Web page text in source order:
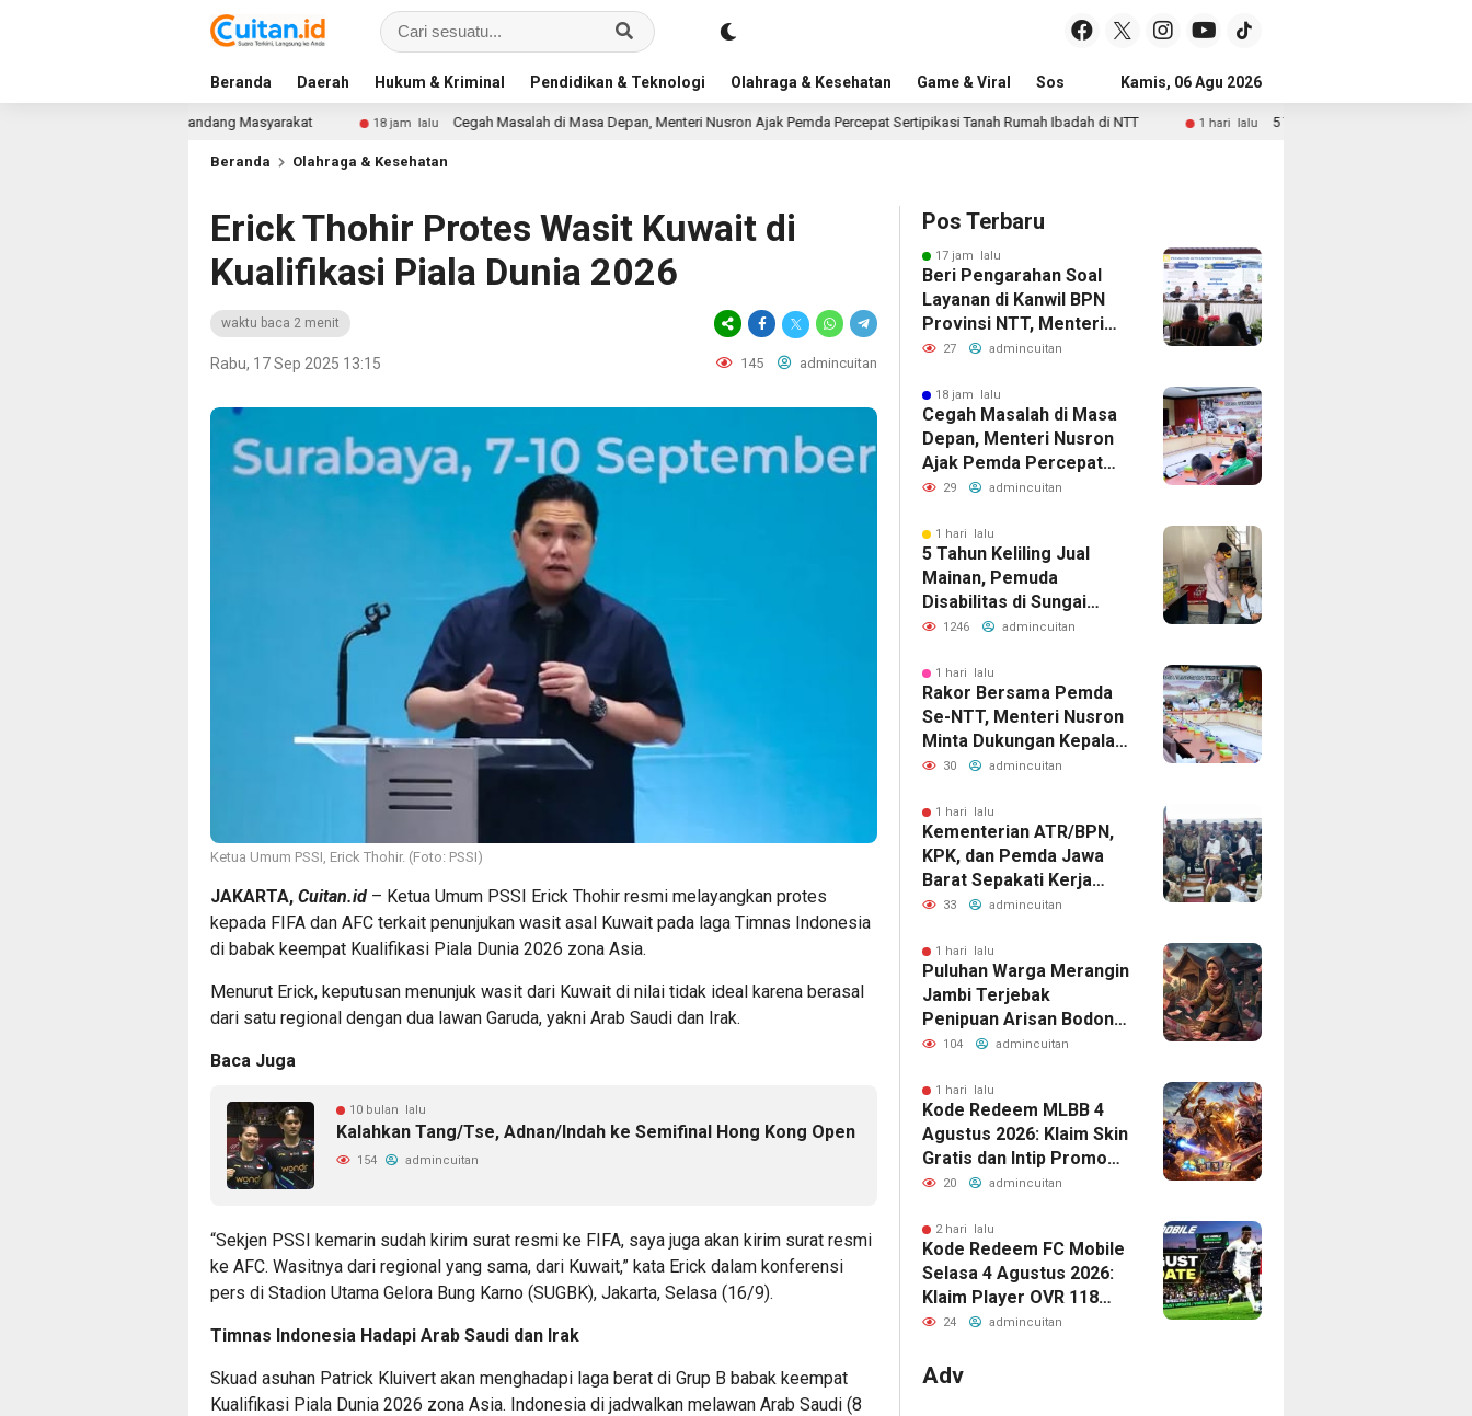
Beranda Daerah Hukum & Kriminal Pendidikan & Teknologi Olahraga & Kesehatan Game & Viral Sosial & Budaya Pemerintahan & Politik
Kamis, 06 Agu 2026
Sudut Pandang Masyarakat 18 jam lalu Cegah Masalah di Masa Depan, Menteri Nusron Ajak Pemda Percepat Sertipikasi Tanah Rumah Ibadah di NTT 1 hari lalu 5 Tahun Keliling Jual Mainan, Pemuda Disabilitas
Beranda Olahraga & Kesehatan
Erick Thohir Protes Wasit Kuwait di
Kualifikasi Piala Dunia 2026
waktu baca 2 menit
Rabu, 17 Sep 2025 13:15 145 admincuitan
Ketua Umum PSSI, Erick Thohir. (Foto: PSSI)
JAKARTA, Cuitan.id – Ketua Umum PSSI Erick Thohir resmi melayangkan protes
kepada FIFA dan AFC terkait penunjukan wasit asal Kuwait pada laga Timnas Indonesia
di babak keempat Kualifikasi Piala Dunia 2026 zona Asia.
Menurut Erick, keputusan menunjuk wasit dari Kuwait di nilai tidak ideal karena berasal
dari satu regional dengan dua lawan Garuda, yakni Arab Saudi dan Irak.
Baca Juga
10 bulan lalu
Kalahkan Tang/Tse, Adnan/Indah ke Semifinal Hong Kong Open
154 admincuitan
“Sekjen PSSI kemarin sudah kirim surat resmi ke FIFA, saya juga akan kirim surat resmi
ke AFC. Wasitnya dari regional yang sama, dari Kuwait,” kata Erick dalam konferensi
pers di Stadion Utama Gelora Bung Karno (SUGBK), Jakarta, Selasa (16/9).
Timnas Indonesia Hadapi Arab Saudi dan Irak
Skuad asuhan Patrick Kluivert akan menghadapi laga berat di Grup B babak keempat
Kualifikasi Piala Dunia 2026 zona Asia. Indonesia di jadwalkan melawan Arab Saudi (8
Pos Terbaru
17 jam lalu
Beri Pengarahan Soal
Layanan di Kanwil BPN
Provinsi NTT, Menteri
Nusron: Gunakan Sudut
27 admincuitan
18 jam lalu
Cegah Masalah di Masa
Depan, Menteri Nusron
Ajak Pemda Percepat
Sertipikasi Tanah Rumah
29 admincuitan
1 hari lalu
5 Tahun Keliling Jual
Mainan, Pemuda
Disabilitas di Sungai
Penuh Kini Resmi Miliki
1246 admincuitan
1 hari lalu
Rakor Bersama Pemda
Se-NTT, Menteri Nusron
Minta Dukungan Kepala
Daerah Wujudkan
Pertanahan
30 admincuitan
1 hari lalu
Kementerian ATR/BPN,
KPK, dan Pemda Jawa
Barat Sepakati Kerja
Sama dalam Upaya
33 admincuitan
1 hari lalu
Puluhan Warga Merangin
Jambi Terjebak
Penipuan Arisan Bodong
Miliaran Rupiah
104 admincuitan
1 hari lalu
Kode Redeem MLBB 4
Agustus 2026: Klaim Skin
Gratis dan Intip Promo
Luo Yi
20 admincuitan
2 hari lalu
Kode Redeem FC Mobile
Selasa 4 Agustus 2026:
Klaim Player OVR 118
Gratis Sekarang
24 admincuitan
Adv